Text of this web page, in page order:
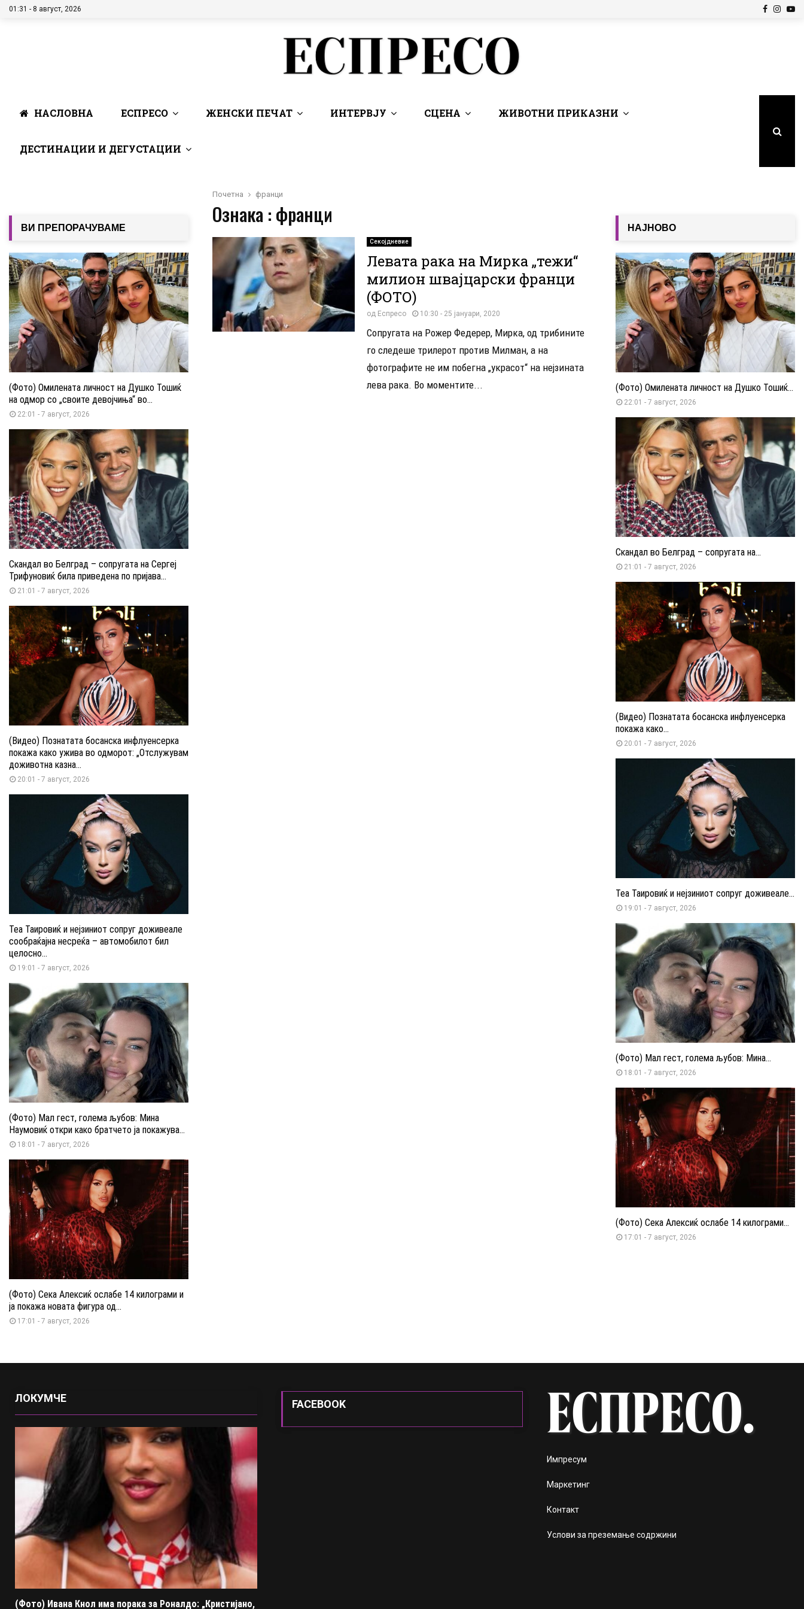
01:31 - 8 август, 2026 Facebook
НАСЛОВНА ЕСПРЕСО ЖЕНСКИ ПЕЧАТ ИНТЕРВЈУ СЦЕНА ЖИВОТНИ ПРИКАЗНИ
ДЕСТИНАЦИИ И ДЕГУСТАЦИИ
Почетна франци
Ознака : франци
Секојдневие
Левата рака на Мирка „тежи“
милион швајцарски франци
(ФОТО)
од Еспресо 10:30 - 25 јануари, 2020
Сопругата на Рожер Федерер, Мирка, од трибините
го следеше трилерот против Милман, а на
фотографите не им побегна „украсот“ на нејзината
лева рака. Во моментите...
ВИ ПРЕПОРАЧУВАМЕ
(Фото) Омилената личност на Душко Тошиќ
на одмор со „своите девојчиња“ во...
22:01 - 7 август, 2026
Скандал во Белград – сопругата на Сергеј
Трифуновиќ била приведена по пријава...
21:01 - 7 август, 2026
(Видео) Познатата босанска инфлуенсерка
покажа како ужива во одморот: „Отслужувам
доживотна казна...
20:01 - 7 август, 2026
Теа Таировиќ и нејзиниот сопруг доживеале
сообраќајна несреќа – автомобилот бил
целосно...
19:01 - 7 август, 2026
(Фото) Мал гест, голема љубов: Мина
Наумовиќ откри како братчето ја покажува...
18:01 - 7 август, 2026
(Фото) Сека Алексиќ ослабе 14 килограми и
ја покажа новата фигура од...
17:01 - 7 август, 2026
НАЈНОВО
(Фото) Омилената личност на Душко Тошиќ...
22:01 - 7 август, 2026
Скандал во Белград – сопругата на...
21:01 - 7 август, 2026
(Видео) Познатата босанска инфлуенсерка
покажа како...
20:01 - 7 август, 2026
Теа Таировиќ и нејзиниот сопруг доживеале...
19:01 - 7 август, 2026
(Фото) Мал гест, голема љубов: Мина...
18:01 - 7 август, 2026
(Фото) Сека Алексиќ ослабе 14 килограми...
17:01 - 7 август, 2026
ЛОКУМЧЕ
(Фото) Ивана Кнол има порака за Роналдо: „Кристијано,
FACEBOOK
Импресум
Маркетинг
Контакт
Услови за преземање содржини